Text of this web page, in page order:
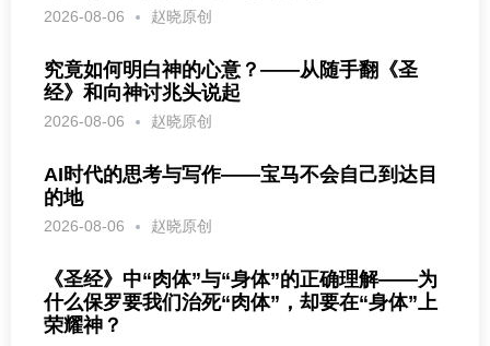
2026-08-06 赵晓原创
究竟如何明白神的心意？——从随手翻《圣
经》和向神讨兆头说起
2026-08-06 赵晓原创
AI时代的思考与写作——宝马不会自己到达目
的地
2026-08-06 赵晓原创
《圣经》中“肉体”与“身体”的正确理解——为
什么保罗要我们治死“肉体”，却要在“身体”上
荣耀神？